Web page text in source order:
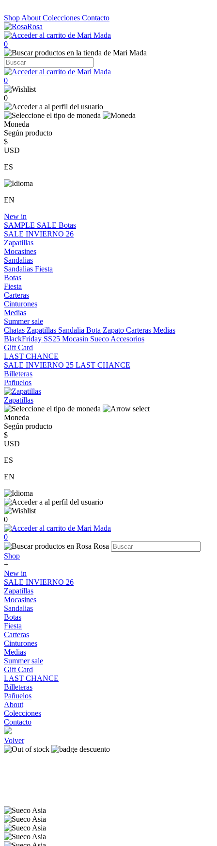
Shop About Colecciones Contacto
0
0
0
Moneda
Según producto
$
USD
ES
EN
New in
SAMPLE SALE Botas
SALE INVIERNO 26
Zapatillas
Mocasines
Sandalias
Sandalias Fiesta
Botas
Fiesta
Carteras
Cinturones
Medias
Summer sale
Chatas Zapatillas Sandalia Bota Zapato Carteras Medias
BlackFriday SS25 Mocasin Sueco Accesorios
Gift Card
LAST CHANCE
SALE INVIERNO 25 LAST CHANCE
Billeteras
Pañuelos
Zapatillas
Moneda
Según producto
$
USD
ES
EN
0
0
Shop
+
New in
SALE INVIERNO 26
Zapatillas
Mocasines
Sandalias
Botas
Fiesta
Carteras
Cinturones
Medias
Summer sale
Gift Card
LAST CHANCE
Billeteras
Pañuelos
About
Colecciones
Contacto
Volver